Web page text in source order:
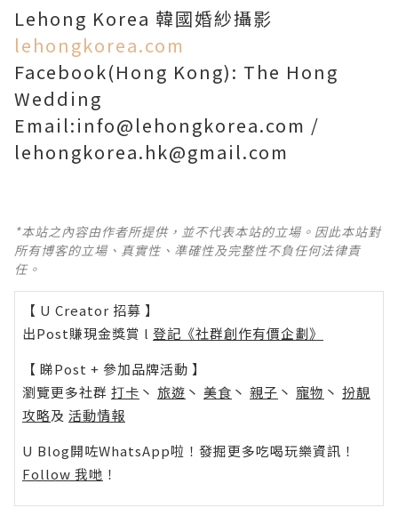
Lehong Korea 韓國婚紗攝影
lehongkorea.com
Facebook(Hong Kong): The Hong
Wedding
Email:info@lehongkorea.com /
lehongkorea.hk@gmail.com
*本站之內容由作者所提供，並不代表本站的立場。因此本站對
所有博客的立場、真實性、準確性及完整性不負任何法律責
任。
【 U Creator 招募 】
出Post賺現金獎賞 l 登記《社群創作有價企劃》
【 睇Post + 參加品牌活動 】
瀏覽更多社群 打卡 丶 旅遊 丶 美食 丶 親子 丶 寵物 丶 扮靚
攻略及 活動情報
U Blog開咗WhatsApp啦！發掘更多吃喝玩樂資訊！
Follow 我哋 ！